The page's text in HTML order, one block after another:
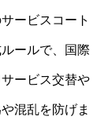
ービスコート
ールで、国際
ービス交替や
混乱を防げま